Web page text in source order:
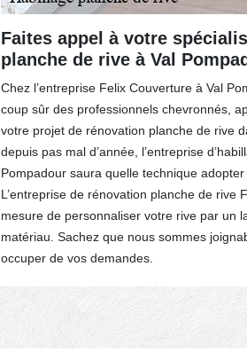
Faites appel à votre
planche de rive à Val
Chez l’entreprise Felix Couverture à Val
coup sûr des professionnels chevronnés,
votre projet de rénovation planche de rive
depuis pas mal d’année, l’entreprise
Pompadour saura quelle technique
L’entreprise de rénovation planche de rive
mesure de personnaliser votre rive par un
matériau. Sachez que nous sommes
occuper de vos demandes.